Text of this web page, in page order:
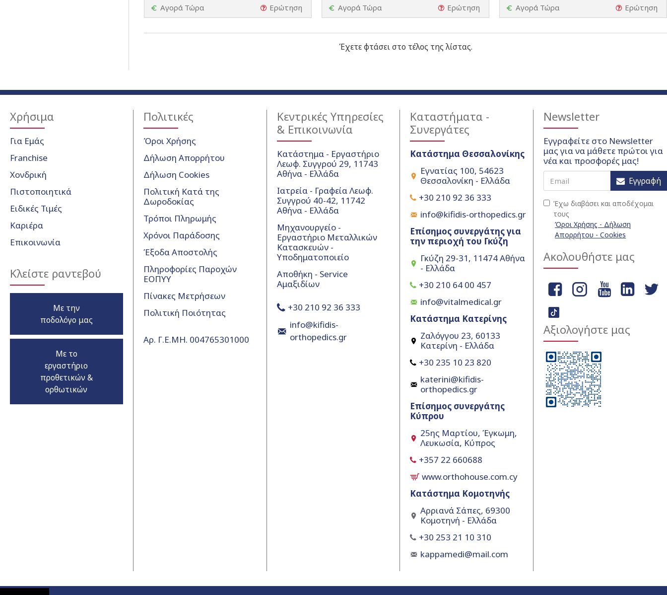
Αγορά Τώρα Ερώτηση Αγορά Τώρα Ερώτηση Αγορά Τώρα Ερώτηση
Έχετε φτάσει στο τέλος της λίστας.
Χρήσιμα
Για Εμάς
Franchise
Χονδρική
Πιστοποιητικά
Ειδικές Τιμές
Καριέρα
Επικοινωνία
Κλείστε ραντεβού
Με την
ποδολόγο μας
Με το
εργαστήριο
προθετικών &
ορθωτικών
Πολιτικές
Όροι Χρήσης
Δήλωση Απορρήτου
Δήλωση Cookies
Πολιτική Κατά της
Δωροδοκίας
Τρόποι Πληρωμής
Χρόνοι Παράδοσης
Έξοδα Αποστολής
Πληροφορίες Παροχών
ΕΟΠΥΥ
Πίνακες Μετρήσεων
Πολιτική Ποιότητας
Αρ. Γ.Ε.ΜΗ. 004765301000
Κεντρικές Υπηρεσίες
& Επικοινωνία
Κατάστημα - Εργαστήριο
Λεωφ. Συγγρού 29, 11743
Αθήνα - Ελλάδα
Ιατρεία - Γραφεία Λεωφ.
Συγγρού 40-42, 11742
Αθήνα - Ελλάδα
Μηχανουργείο -
Εργαστήριο Μεταλλικών
Κατασκευών -
Υποδηματοποιείο
Αποθήκη - Service
Αμαξιδίων
+30 210 92 36 333
info@kifidis-
orthopedics.gr
Καταστήματα -
Συνεργάτες
Κατάστημα Θεσσαλονίκης
Εγνατίας 100, 54623
Θεσσαλονίκη - Ελλάδα
+30 210 92 36 333
info@kifidis-orthopedics.gr
Επίσημος συνεργάτης για
την περιοχή του Γκύζη
Γκύζη 29-31, 11474 Αθήνα
- Ελλάδα
+30 210 64 00 457
info@vitalmedical.gr
Κατάστημα Κατερίνης
Ζαλόγγου 23, 60133
Κατερίνη - Ελλάδα
+30 235 10 23 820
katerini@kifidis-
orthopedics.gr
Επίσημος συνεργάτης
Κύπρου
25ης Μαρτίου, Έγκωμη,
Λευκωσία, Κύπρος
+357 22 660688
www.orthohouse.com.cy
Κατάστημα Κομοτηνής
Αρριανά Σάπες, 69300
Κομοτηνή - Ελλάδα
+30 253 21 10 310
kappamedi@mail.com
Newsletter
Εγγραφείτε στο Newsletter
μας για να μάθετε πρώτοι για
νέα και προσφορές μας!
Εγγραφή
Έχω διαβάσει και αποδέχομαι
τους
Όροι Χρήσης - Δήλωση
Απορρήτου - Cookies
Ακολουθήστε μας
Αξιολογήστε μας